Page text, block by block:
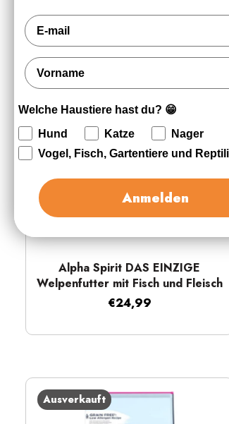
Alpha Spirit DAS EINZIGE
Welpenfutter mit Fisch und Fleisch
€24,99
Ausverkauft
Fornavn
Welche Haustiere hast du? 😁
Hund
Katze
Nager
Vogel, Fisch, Gartentiere und
Anmelden